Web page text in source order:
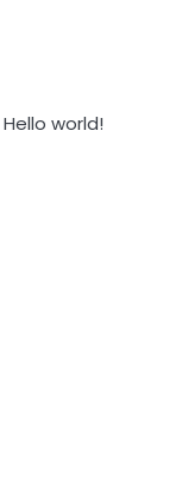
Hello world!